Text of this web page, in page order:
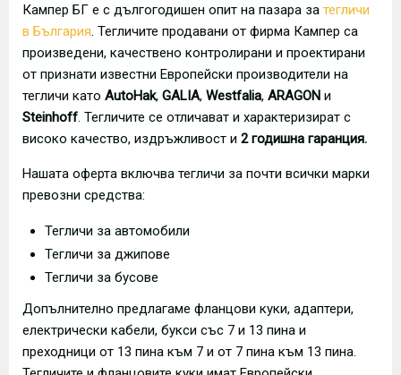
Кампер БГ е с дългогодишен опит на пазара за тегличи
в България. Тегличите продавани от фирма Кампер са
произведени, качествено контролирани и проектирани
от признати известни Европейски производители на
тегличи като AutoHak, GALIA, Westfalia, ARAGON и
Steinhoff. Тегличите се отличават и характеризират с
високо качество, издръжливост и 2 годишна гаранция.
Нашата оферта включва тегличи за почти всички марки
превозни средства:
Тегличи за автомобили
Тегличи за джипове
Тегличи за бусове
Допълнително предлагаме фланцови куки, адаптери,
електрически кабели, букси със 7 и 13 пина и
преходници от 13 пина към 7 и от 7 пина към 13 пина.